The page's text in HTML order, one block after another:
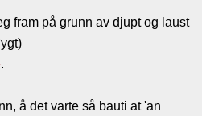
fram på grunn av djupt og laust
.
å det varte så bauti at 'an